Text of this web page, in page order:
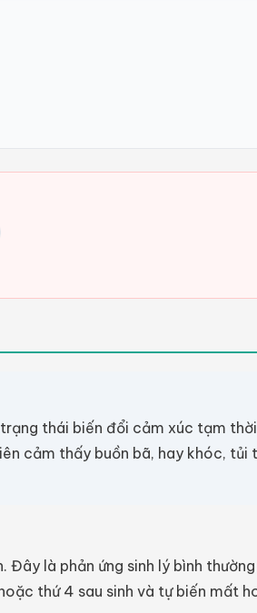
thái biến đổi cảm xúc tạm
cảm thấy buồn bã, hay khóc,
Đây là phản ứng sinh lý bình
thứ 4 sau sinh và tự biến mất